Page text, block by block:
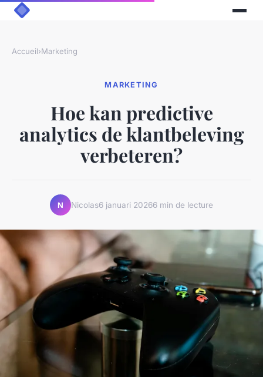
Accueil›Marketing
MARKETING
Hoe kan predictive
analytics de klantbeleving
verbeteren?
N Nicolas6 januari 20266 min de lecture